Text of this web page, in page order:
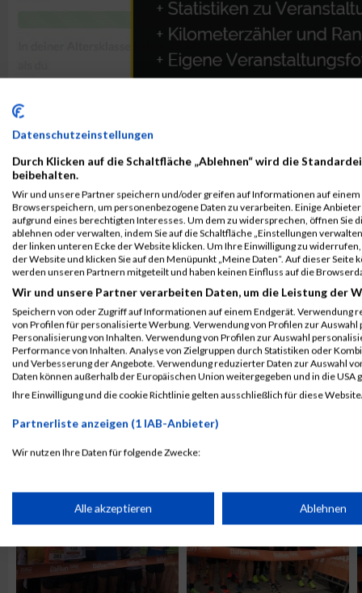
ALBUM B2RUN MÜNCHEN / 15.07.2026
Datenschutzeinstellungen
Durch Klicken auf die Schaltfläche „Ablehnen“ wird die
beibehalten.
Wir und unsere Partner speichern und/oder greifen auf Informationen auf einem
Browserspeichern, um personenbezogene Daten zu verarbeiten. Einige
aufgrund eines berechtigten Interesses. Um dem zu widersprechen, öffnen Sie
ablehnen oder verwalten, indem Sie auf die Schaltfläche „Einstellungen
der linken unteren Ecke der Website klicken. Um Ihre Einwilligung zu
der Website und klicken Sie auf den Menüpunkt „Meine Daten“. Auf dieser
werden unseren Partnern mitgeteilt und haben keinen Einfluss auf die
Wir und unsere Partner verarbeiten Daten, um die Leistung der
Speichern von oder Zugriff auf Informationen auf einem Endgerät. Verwendung
von Profilen für personalisierte Werbung. Verwendung von Profilen zur
Personalisierung von Inhalten. Verwendung von Profilen zur Auswahl
Performance von Inhalten. Analyse von Zielgruppen durch Statistiken oder
und Verbesserung der Angebote. Verwendung reduzierter Daten zur Auswahl
Daten können außerhalb der Europäischen Union weitergegeben und in die USA
Ihre Einwilligung und die cookie Richtlinie gelten ausschließlich für diese
Partnerliste anzeigen (1 IAB-Anbieter)
Wir nutzen Ihre Daten für folgende Zwecke:
Speichern von oder Zugriff auf Informationen auf einem
Verwendung reduzierter Daten zur Auswahl von
Alle akzeptieren Ablehnen